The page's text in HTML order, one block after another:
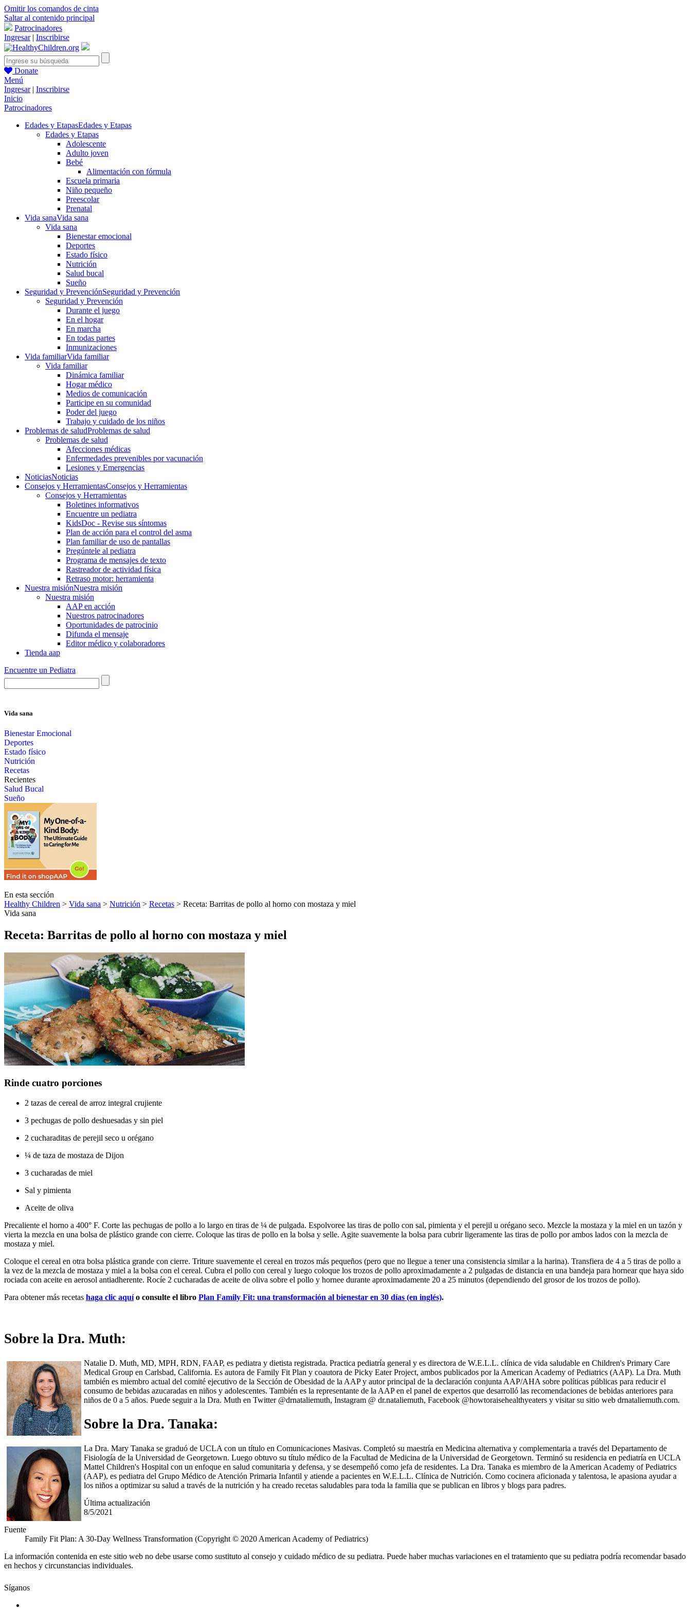
Omitir los comandos de cinta
Saltar al contenido principal
Patrocinadores
Ingresar| Inscribirse
Donate
Menú
Ingresar| Inscribirse
Inicio
Patrocinadores
Edades y EtapasEdades y Etapas
Edades y Etapas
Adolescente
Adulto joven
Bebé
Alimentación con fórmula
Escuela primaria
Niño pequeño
Preescolar
Prenatal
Vida sanaVida sana
Vida sana
Bienestar emocional
Deportes
Estado físico
Nutrición
Salud bucal
Sueño
Seguridad y PrevenciónSeguridad y Prevención
Seguridad y Prevención
Durante el juego
En el hogar
En marcha
En todas partes
Inmunizaciones
Vida familiarVida familiar
Vida familiar
Dinámica familiar
Hogar médico
Medios de comunicación
Participe en su comunidad
Poder del juego
Trabajo y cuidado de los niños
Problemas de saludProblemas de salud
Problemas de salud
Afecciones médicas
Enfermedades prevenibles por vacunación
Lesiones y Emergencias
NoticiasNoticias
Consejos y HerramientasConsejos y Herramientas
Consejos y Herramientas
Boletines informativos
Encuentre un pediatra
KidsDoc - Revise sus síntomas
Plan de acción para el control del asma
Plan familiar de uso de pantallas
Pregúntele al pediatra
Programa de mensajes de texto
Rastre​​ador de activida​d física
Retraso motor: herramienta
Nuestra misiónNuestra misión
Nuestra misión
AAP en acción
Nuestros patrocinadores
Oportunidades de patrocinio
Difunda el mensaje
Editor médico y colaboradores
Tienda aap
Encuentre un Pediatra
Vida sana
Bienestar Emocional
Deportes
Estado físico
Nutrición
Recetas
Recientes
Salud Bucal
Sueño
En esta sección
Healthy Children > Vida sana > Nutrición > Recetas > Receta: Barritas de pollo al horno con mostaza y miel
Vida sana
Receta: Barritas de pollo al horno con mostaza y miel
Rinde cuatro porciones
2 tazas de cereal de arroz integral crujiente
3 pechugas de pollo deshuesadas y sin piel
2 cucharaditas de perejil seco u orégano
¼ de taza de mostaza de Dijon
3 cucharadas de miel
Sal y pimienta
Aceite de oliva
Precaliente el horno a 400° F. Corte las pechugas de pollo a lo largo en tiras de ¼ de pulgada. Espolvoree las tiras de pollo con sal, pimienta y el perejil u orégano seco. Mezcle la mostaza y la miel en un tazón y
vierta la mezcla en una bolsa de plástico grande con cierre. Coloque las tiras de pollo en la bolsa y selle. Agite suavemente la bolsa para cubrir ligeramente las tiras de pollo por ambos lados con la mezcla de
mostaza y miel.
Coloque el cereal en otra bolsa plástica grande con cierre. Triture suavemente el cereal en trozos más pequeños (pero que no llegue a tener una consistencia similar a la harina). Transfiera de 4 a 5 tiras de pollo a
la vez de la mezcla de mostaza y miel a la bolsa con el cereal. Cubra el pollo con cereal y luego coloque los trozos de pollo aproximadamente a 2 pulgadas de distancia en una bandeja para hornear que haya sido
rociada con aceite en aerosol antiadherente. Rocíe 2 cucharadas de aceite de oliva sobre el pollo y hornee durante aproximadamente 20 a 25 minutos (dependiendo del grosor de los trozos de pollo).
Para obtener más recetas haga clic aquío consulte el libro Plan Family Fit: una transformación al bienestar en 30 días (en inglés).
Sobre la Dra. Muth:
Natalie D. Muth, MD, MPH, RDN, FAAP, es pediatra y dietista registrada. Practica pediatría general y es directora de W.E.L.L. clínica de vida saludable en Children's Primary Care
Medical Group en Carlsbad, California. Es autora de Family Fit Plan y coautora de Picky Eater Project, ambos publicados por la American Academy of Pediatrics (AAP). La Dra. Muth
también es miembro actual del comité ejecutivo de la Sección de Obesidad de la AAP y autor principal de la declaración conjunta AAP/AHA sobre políticas públicas para reducir el
consumo de bebidas azucaradas en niños y adolescentes. También es la representante de la AAP en el panel de expertos que desarrolló las recomendaciones de bebidas anteriores para
niños de 0 a 5 años. Puede seguir a la Dra. Muth en Twitter @drnataliemuth, Instagram @ dr.nataliemuth, Facebook @howtoraisehealthyeaters y visitar su sitio web drnataliemuth.com.
Sobre la Dra. Tanaka:
La Dra. Mary Tanaka se graduó de UCLA con un título en Comunicaciones Masivas. Completó su maestría en Medicina alternativa y complementaria a través del Departamento de
Fisiología de la Universidad de Georgetown. Luego obtuvo su título médico de la Facultad de Medicina de la Universidad de Georgetown. Terminó su residencia en pediatría en UCLA
Mattel Children's Hospital con un enfoque en salud comunitaria y defensa, y se desempeñó como jefa de residentes. La Dra. Tanaka es miembro de la American Academy of Pediatrics
(AAP), es pediatra del Grupo Médico de Atención Primaria Infantil y atiende a pacientes en W.E.L.L. Clínica de Nutrición. Como cocinera aficionada y talentosa, le apasiona ayudar a
los niños a optimizar su salud a través de la nutrición y ha creado recetas saludables para toda la familia que se publican en libros y blogs para padres.
Última actualización
8/5/2021
Fuente
Family Fit Plan: A 30-Day Wellness Transformation (Copyright © 2020 American Academy of Pediatrics)
La información contenida en este sitio web no debe usarse como sustituto al consejo y cuidado médico de su pediatra. Puede haber muchas variaciones en el tratamiento que su pediatra podría recomendar basado
en hechos y circunstancias individuales.
Síganos